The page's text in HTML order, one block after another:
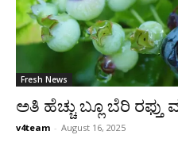
Fresh News
ಅತಿ ಹೆಚ್ಚು ಬ್ಲೂ ಬೆರಿ
v4team - August 16, 2025